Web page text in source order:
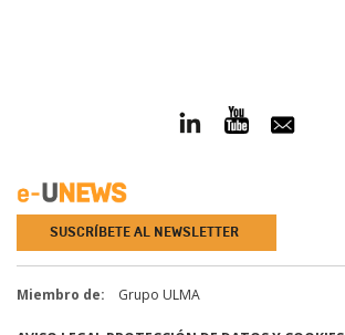
SUSCRÍBETE AL NEWSLETTER
Miembro de: Grupo ULMA